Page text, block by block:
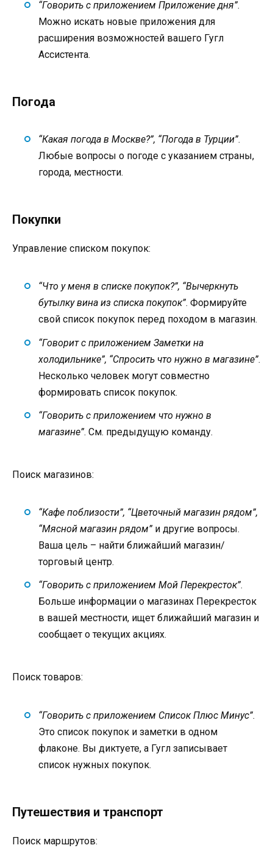
“Говорить с приложением Приложение дня”.
Можно искать новые приложения для
расширения возможностей вашего Гугл
Ассистента.
Погода
“Какая погода в Москве?”, “Погода в Турции”.
Любые вопросы о погоде с указанием страны,
города, местности.
Покупки
Управление списком покупок:
“Что у меня в списке покупок?”, “Вычеркнуть
бутылку вина из списка покупок”. Формируйте
свой список покупок перед походом в магазин.
“Говорит с приложением Заметки на
холодильнике”, “Спросить что нужно в магазине”.
Несколько человек могут совместно
формировать список покупок.
“Говорить с приложением что нужно в
магазине”. См. предыдущую команду.
Поиск магазинов:
“Кафе поблизости”, “Цветочный магазин рядом”,
“Мясной магазин рядом” и другие вопросы.
Ваша цель – найти ближайший магазин/
торговый центр.
“Говорить с приложением Мой Перекресток”.
Больше информации о магазинах Перекресток
в вашей местности, ищет ближайший магазин и
сообщает о текущих акциях.
Поиск товаров:
“Говорить с приложением Список Плюс Минус”.
Это список покупок и заметки в одном
флаконе. Вы диктуете, а Гугл записывает
список нужных покупок.
Путешествия и транспорт
Поиск маршрутов: